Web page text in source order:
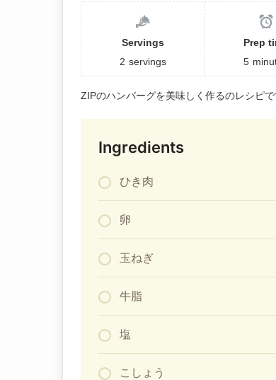
Servings
2 servings
Prep
5
ZIPのハンバーグを美味しく作るのレシピで
Ingredients
ひき肉
卵
玉ねぎ
牛脂
塩
こしょう